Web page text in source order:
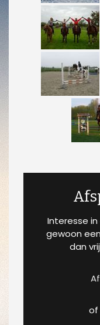
Interesse
gewoon
dan
of